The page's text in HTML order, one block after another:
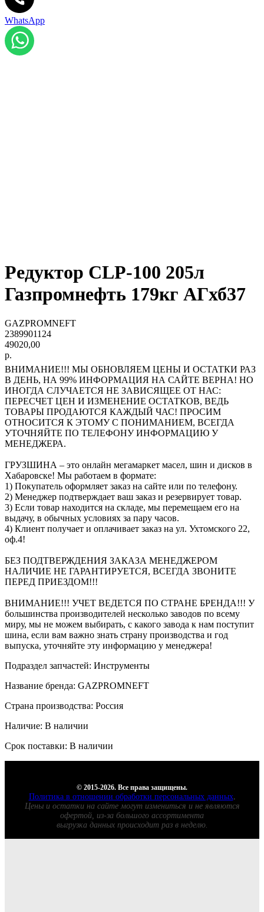
WhatsApp
Редуктор CLP-100 205л
Газпромнефть 179кг АГхб37
GAZPROMNEFT
2389901124
49020,00
р.
ВНИМАНИЕ!!! МЫ ОБНОВЛЯЕМ ЦЕНЫ И ОСТАТКИ РАЗ
В ДЕНЬ, НА 99% ИНФОРМАЦИЯ НА САЙТЕ ВЕРНА! НО
ИНОГДА СЛУЧАЕТСЯ НЕ ЗАВИСЯЩЕЕ ОТ НАС:
ПЕРЕСЧЕТ ЦЕН И ИЗМЕНЕНИЕ ОСТАТКОВ, ВЕДЬ
ТОВАРЫ ПРОДАЮТСЯ КАЖДЫЙ ЧАС! ПРОСИМ
ОТНОСИТСЯ К ЭТОМУ С ПОНИМАНИЕМ, ВСЕГДА
УТОЧНЯЙТЕ ПО ТЕЛЕФОНУ ИНФОРМАЦИЮ У
МЕНЕДЖЕРА.
ГРУЗШИНА – это онлайн мегамаркет масел, шин и дисков в
Хабаровске! Мы работаем в формате:
1) Покупатель оформляет заказ на сайте или по телефону.
2) Менеджер подтверждает ваш заказ и резервирует товар.
3) Если товар находится на складе, мы перемещаем его на
выдачу, в обычных условиях за пару часов.
4) Клиент получает и оплачивает заказ на ул. Ухтомского 22,
оф.4!
БЕЗ ПОДТВЕРЖДЕНИЯ ЗАКАЗА МЕНЕДЖЕРОМ
НАЛИЧИЕ НЕ ГАРАНТИРУЕТСЯ, ВСЕГДА ЗВОНИТЕ
ПЕРЕД ПРИЕЗДОМ!!!
ВНИМАНИЕ!!! УЧЕТ ВЕДЕТСЯ ПО СТРАНЕ БРЕНДА!!! У
большинства производителей несколько заводов по всему
миру, мы не можем выбирать, с какого завода к нам поступит
шина, если вам важно знать страну производства и год
выпуска, уточняйте эту информацию у менеджера!
Подраздел запчастей: Инструменты
Название бренда: GAZPROMNEFT
Страна производства: Россия
Наличие: В наличии
Срок поставки: В наличии
© 2015-2026. Все права защищены.
Политика в отношении обработки персональных данных.
Цены и остатки на сайте могут измениться и не являются
офертой, из-за большого ассортимента
выгрузка данных происходит раз в неделю.